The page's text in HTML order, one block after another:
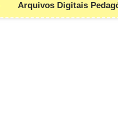
Arquivos Digitais